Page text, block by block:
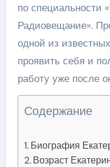
по специальности
Радиовещание».
одной из
проявить себя и
работу уже после
Содержание
Биография
Возраст